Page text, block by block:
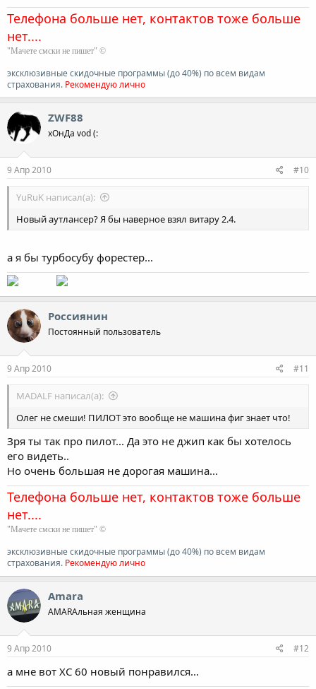
Телефона больше нет, контактов тоже больше
нет....
"Мачете смски не пишет" ©
эксклюзивные скидочные программы (до 40%) по всем видам
страхования. Рекомендую лично
ZWF88
хОнДа vod (:
9 Апр 2010 #10
YuRuK написал(а):
Новый аутлансер? Я бы наверное взял витару 2.4.
а я бы турбосубу форестер...
Россиянин
Постоянный пользователь
9 Апр 2010 #11
MADALF написал(а):
Олег не смеши! ПИЛОТ это вообще не машина фиг знает что!
Зря ты так про пилот... Да это не джип как бы хотелось
его видеть..
Но очень большая не дорогая машина...
Телефона больше нет, контактов тоже больше
нет....
"Мачете смски не пишет" ©
эксклюзивные скидочные программы (до 40%) по всем видам
страхования. Рекомендую лично
Amara
AMARAльная женщина
9 Апр 2010 #12
а мне вот XC 60 новый понравился...